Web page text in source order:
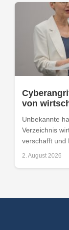
von
Unbekannte
Verzeichnis
verschafft und
2. August 2026